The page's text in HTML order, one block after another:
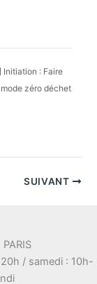
Initiation : Faire
zéro déchet
SUIVANT
/ samedi : 10h-